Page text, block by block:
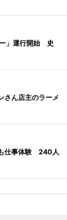
」運行開始 史
さん店主のラーメ
仕事体験 240人